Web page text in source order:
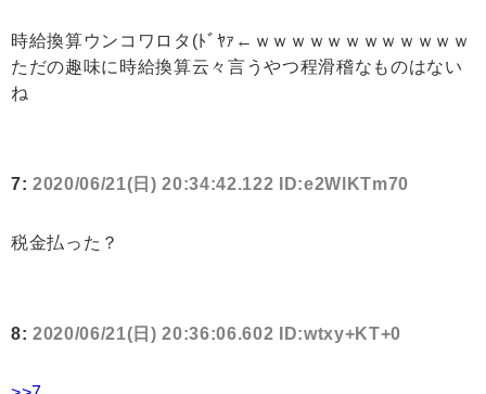
時給換算ウンコワロタ(ﾄﾞﾔｧ←ｗｗｗｗｗｗｗｗｗｗｗｗ
ただの趣味に時給換算云々言うやつ程滑稽なものはない
ね
7: 2020/06/21(日) 20:34:42.122 ID:e2WlKTm70
税金払った？
8: 2020/06/21(日) 20:36:06.602 ID:wtxy+KT+0